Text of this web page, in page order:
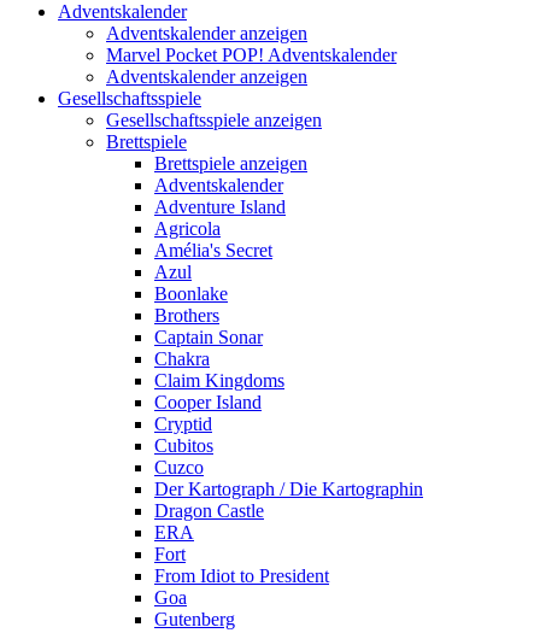
Adventskalender
Adventskalender anzeigen
Marvel Pocket POP! Adventskalender
Adventskalender anzeigen
Gesellschaftsspiele
Gesellschaftsspiele anzeigen
Brettspiele
Brettspiele anzeigen
Adventskalender
Adventure Island
Agricola
Amélia's Secret
Azul
Boonlake
Brothers
Captain Sonar
Chakra
Claim Kingdoms
Cooper Island
Cryptid
Cubitos
Cuzco
Der Kartograph / Die Kartographin
Dragon Castle
ERA
Fort
From Idiot to President
Goa
Gutenberg